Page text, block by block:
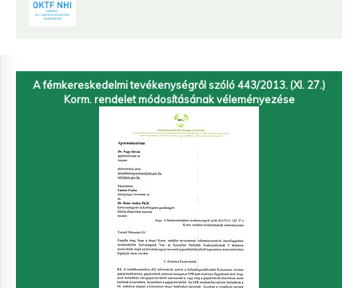
A fémkereskedelmi tevékenységről szóló 443/2013. (XI. 27.)
Korm. rendelet módosításának véleményezése